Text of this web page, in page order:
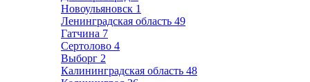
Новоульяновск 1
Ленинградская область 49
Гатчина 7
Сертолово 4
Выборг 2
Калининградская область 48